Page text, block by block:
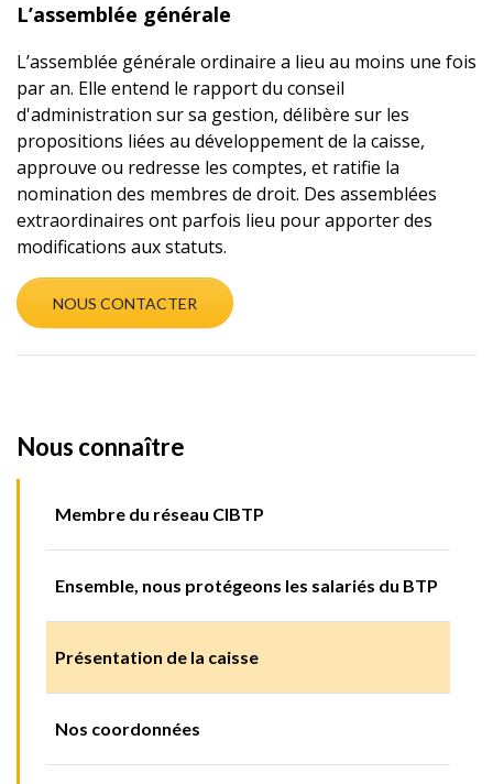
L’assemblée générale
L’assemblée générale ordinaire a lieu au moins une fois
par an. Elle entend le rapport du conseil
d'administration sur sa gestion, délibère sur les
propositions liées au développement de la caisse,
approuve ou redresse les comptes, et ratifie la
nomination des membres de droit. Des assemblées
extraordinaires ont parfois lieu pour apporter des
modifications aux statuts.
NOUS CONTACTER
Nous connaître
Membre du réseau CIBTP
Ensemble, nous protégeons les salariés du BTP
Présentation de la caisse
Nos coordonnées